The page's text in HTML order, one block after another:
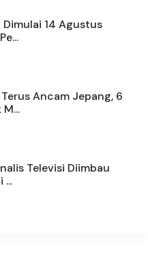
Dimulai 14 Agustus
Ancam Jepang, 6
Televisi Diimbau
...